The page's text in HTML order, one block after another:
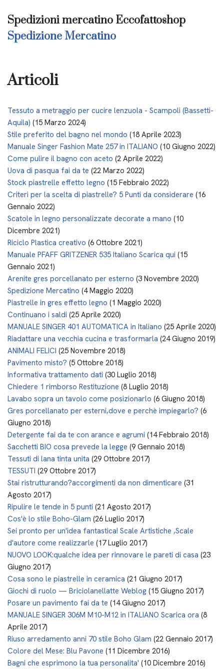
Spedizioni mercatino Eccofattoshop
Spedizione Mercatino
Articoli
Tessuto a metraggio per cucire lenzuola - Scampoli (Bassetti-
Aquila) (15 Marzo 2024)
Stile preferito del bagno nel mondo (18 Aprile 2023)
Manuale Singer Fashion Mate 257 in ITALIANO (10 Giugno 2022)
Come pulire il bagno con aceto (2 Aprile 2022)
Uova di pasqua fai da te (22 Marzo 2022)
Stock piastrelle effetto legno (15 Febbraio 2022)
Criteri per la scelta di piastrelle? 5 Punti da considerare (16
Gennaio 2022)
Scatole in legno personalizzate decorate a mano (10
Dicembre 2021)
Riciclo Plastica creativo (6 Ottobre 2021)
Manuale PFAFF GRITZENER 535 Italiano Scarica qui (15
Gennaio 2021)
Arenite gres porcellanato per esterno (3 Novembre 2020)
Spedizione Mercatino (4 Maggio 2020)
Piastrelle in gres effetto legno (1 Maggio 2020)
Continuano i saldi (25 Aprile 2020)
MANUALE SINGER 401 AUTOMATICA in Italiano (25 Aprile 2020)
Riadattare una vecchia cucina e trasformarla (24 Giugno 2019)
ANIMALI FELICI (25 Novembre 2018)
Pavimento misto? (5 Ottobre 2018)
Informativa trattamento dati (30 Luglio 2018)
Chiedere 1 rimborso Restituzione (8 Luglio 2018)
Lavabo sopra un tavolo come posizionarlo (6 Giugno 2018)
Gres porcellanato per esterni,dove e perchè impiegarlo? (6
Giugno 2018)
Detergente fai da te con arance e agrumi (14 Febbraio 2018)
Sacchetti BIO cosa prevede la legge (9 Gennaio 2018)
Tessuti di lana tinta unita (29 Ottobre 2017)
TESSUTI (29 Ottobre 2017)
Stai ristrutturando?accorgimenti da non dimenticare (31
Agosto 2017)
Ripulire le tende in 5 punti (21 Agosto 2017)
Cos'è lo stile Boho-Glam (26 Luglio 2017)
Sei pronto per un'idea fantastica! Scale Artistiche ,Scale
d'autore come realizzarle (17 Luglio 2017)
NUOVO LOOK:qualche idea per rinnovare le pareti di casa (23
Giugno 2017)
Cosa sono le piastrelle in ceramica (21 Giugno 2017)
Giochi di ruolo — Briciolanellatte Weblog (15 Giugno 2017)
Posare un pavimento fai da te (14 Giugno 2017)
MANUALE SINGER 306M M10-M12 in ITALIANO Scarica ora (8
Aprile 2017)
Riuso arredamento anni 70 stile Boho Glam (22 Gennaio 2017)
Colore del Mese: Blu Pavone (11 Dicembre 2016)
Bagni che esprimono la tua personalita' (10 Dicembre 2016)